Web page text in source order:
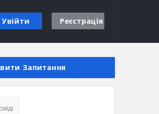
Увійти Реєстрація
Запитання